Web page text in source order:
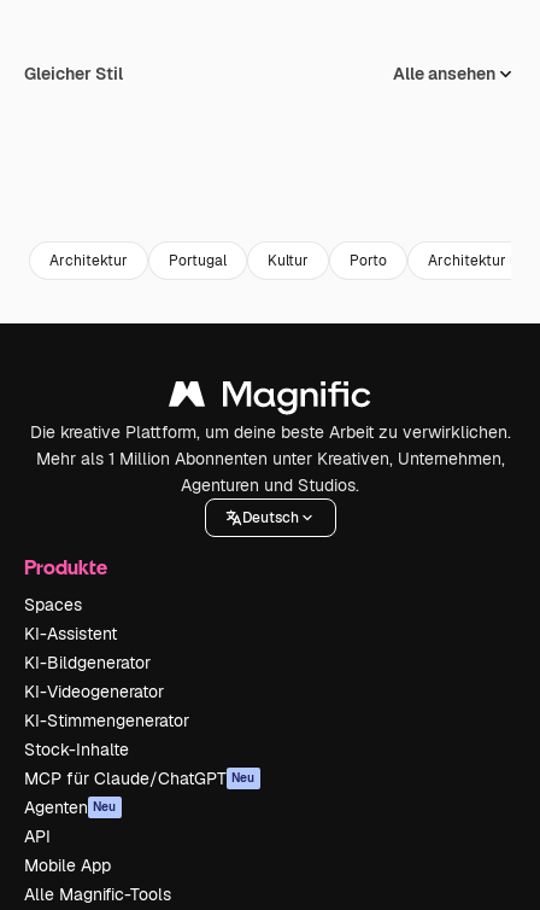
Gleicher Stil Alle ansehen
Architektur Portugal Kultur Porto Architektur und
Die kreative Plattform, um deine beste Arbeit zu verwirklichen.
Mehr als 1 Million Abonnenten unter Kreativen, Unternehmen,
Agenturen und Studios.
Deutsch
Produkte
Spaces
KI-Assistent
KI-Bildgenerator
KI-Videogenerator
KI-Stimmengenerator
Stock-Inhalte
MCP für Claude/ChatGPT Neu
Agenten Neu
API
Mobile App
Alle Magnific-Tools